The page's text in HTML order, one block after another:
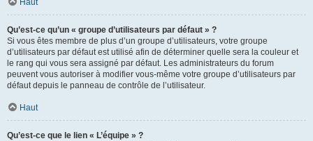
Haut
Qu’est-ce qu’un « groupe d’utilisateurs par défaut » ?
Si vous êtes membre de plus d’un groupe d’utilisateurs, votre groupe
d’utilisateurs par défaut est utilisé afin de déterminer quelle sera la couleur et
le rang qui vous sera assigné par défaut. Les administrateurs du forum
peuvent vous autoriser à modifier vous-même votre groupe d’utilisateurs par
défaut depuis le panneau de contrôle de l’utilisateur.
Haut
Qu’est-ce que le lien « L’équipe » ?